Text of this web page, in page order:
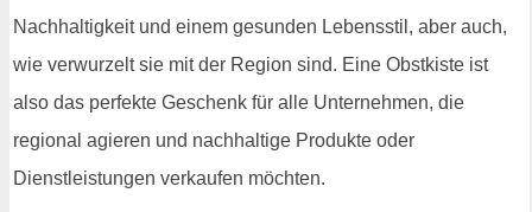
Nachhaltigkeit und einem gesunden Lebensstil, aber auch,
wie verwurzelt sie mit der Region sind. Eine Obstkiste ist
also das perfekte Geschenk für alle Unternehmen, die
regional agieren und nachhaltige Produkte oder
Dienstleistungen verkaufen möchten.